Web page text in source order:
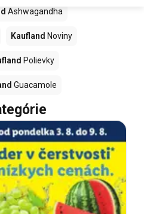
Ashwagandha
Kaufland Noviny
Polievky
Guacamole